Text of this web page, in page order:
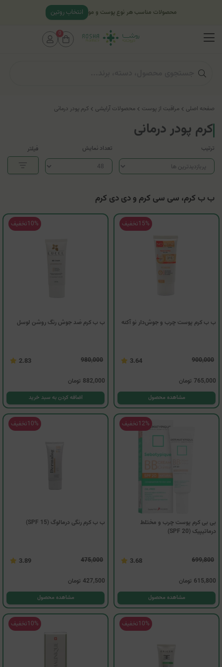
صفحه اصلی مراقبت از پوست محصولات آرایشی کرم پودر درمانی
کرم پودر درمانی
ترتیب تعداد نمایش فیلتر
ب ب کرم، سی سی کرم و دی دی کرم
15%تخفیف
ب ب کرم پوست چرب و جوش‌دار نو آکنه
900,000
3.64
765,000 تومان
مشاهده محصول
10%تخفیف
ب ب کرم ضد جوش رنگ روشن لوسل
980,000
2.83
882,000 تومان
اضافه کردن به سبد خرید
12%تخفیف
بی بی کرم پوست چرب و مختلط
درماتیپیک (SPF 20)
699,800
3.68
615,800 تومان
مشاهده محصول
10%تخفیف
ب ب کرم رنگی درمالوگ (SPF 15)
475,000
3.89
427,500 تومان
مشاهده محصول
10%تخفیف 10%تخفیف
محصولات مناسب هر نوع پوست و مو انتخاب روتین
0